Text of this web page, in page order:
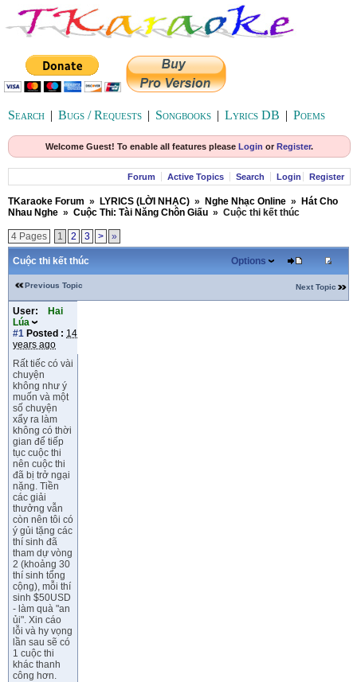
Search | Bugs / Requests | Songbooks | Lyrics DB | Poems
Welcome Guest! To enable all features please Login or Register.
Forum Active Topics Search Login Register
TKaraoke Forum » LYRICS (LỜI NHẠC) » Nghe Nhạc Online »
Hát Cho
Nhau Nghe » Cuộc Thi: Tài Năng Chôn Giấu » Cuộc thi kết thúc
4 Pages 1 2 3 > »
Cuộc thi kết thúc Options
Previous Topic Next Topic
User:
Hai
Lúa
#1 Posted : 14
years ago
Rất tiếc có vài
chuyện
không như ý
muốn và một
số chuyện
xẩy ra làm
không có thời
gian để tiếp
tục cuộc thi
nên cuộc thi
đã bị trở ngại
nặng. Tiền
các giải
thưởng vẫn
còn nên tôi có
ý gủi tặng các
thí sinh đã
tham dự vòng
2 (khoảng 30
thí sinh tổng
cộng), mỗi thí
sinh $50USD
- làm quà "an
ủi". Xin cáo
lỗi và hy vọng
lần sau sẽ có
1 cuộc thi
khác thanh
công hơn.